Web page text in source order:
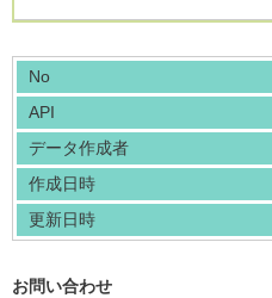
No
API
データ作成者
作成日時
更新日時
お問い合わせ